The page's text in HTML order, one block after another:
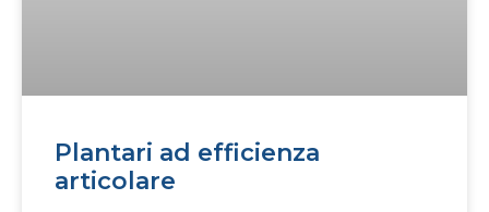
Plantari ad efficienza
articolare